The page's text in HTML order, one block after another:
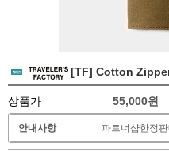
[TF] Cotton
상품가 55,000원
안내사항 파트너샵한정